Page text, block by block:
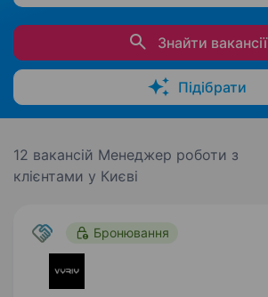
Знайти вакансії
Підібрати
12 вакансій Менеджер роботи з
клієнтами у Києві
Бронювання